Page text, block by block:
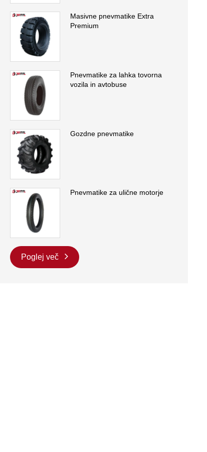
Masivne pnevmatike Extra
Premium
Pnevmatike za lahka tovorna
vozila in avtobuse
Gozdne pnevmatike
Pnevmatike za ulične motorje
Poglej več